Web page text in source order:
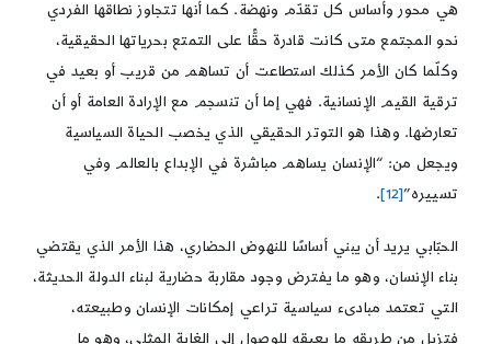
هي محور وأساس كل تقدّم ونهضة. كما أنها تتجاوز نطاقها الفردي
نحو المجتمع متى كانت قادرة حقًّا على التمتع بحرياتها الحقيقية،
وكلّما كان الأمر كذلك استطاعت أن تساهم من قريب أو بعيد في
ترقية القيم الإنسانية. فهي إما أن تنسجم مع الإرادة العامة أو أن
تعارضها. وهذا هو التوتر الحقيقي الذي يخصب الحياة السياسية
ويجعل من: “الإنسان يساهم مباشرة في الإبداع بالعالم وفي
تسييره”[12]
.
الحبّابي يريد أن يبني أساسًا للنهوض الحضاري، هذا الأمر الذي يقتضي
بناء الإنسان، وهو ما يفترض وجود مقاربة حضارية لبناء الدولة الحديثة،
التي تعتمد مبادىء سياسية تراعي إمكانات الإنسان وطبيعته،
فتزيل من طريقه ما يعيقه للوصول إلى الغاية المثلى، وهو ما